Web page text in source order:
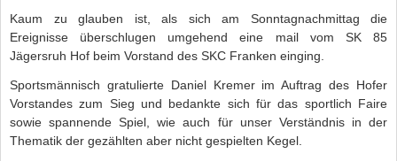
Kaum zu glauben ist, als sich am Sonntagnachmittag die
Ereignisse überschlugen umgehend eine mail vom SK 85
Jägersruh Hof beim Vorstand des SKC Franken einging.
Sportsmännisch gratulierte Daniel Kremer im Auftrag des Hofer
Vorstandes zum Sieg und bedankte sich für das sportlich Faire
sowie spannende Spiel, wie auch für unser Verständnis in der
Thematik der gezählten aber nicht gespielten Kegel.